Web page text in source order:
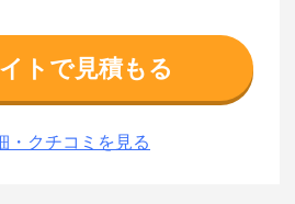
トで見積もる
・クチコミを見る